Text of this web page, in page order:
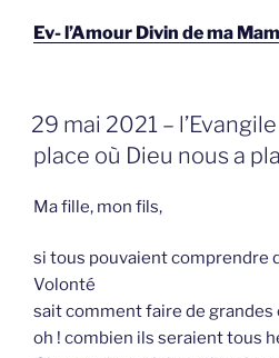
Ev- l’Amour Divin de ma
GEPLAATST
OP
29 mai 2021 –
place où Dieu nous a
Ma fille, mon fils,
si tous pouvaient comprendre
Volonté
sait comment faire de grandes
oh ! combien ils seraient tous